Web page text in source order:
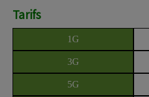
Tarifs
1G
3G
5G